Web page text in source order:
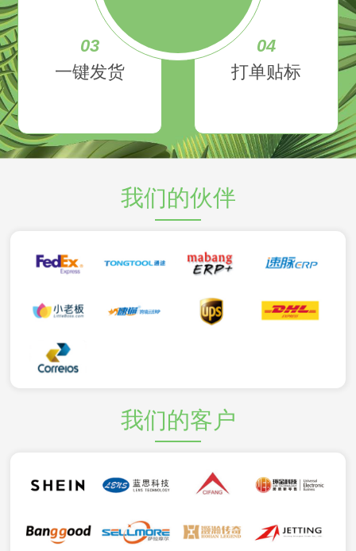
03
一键发货
04
打单贴标
我们的伙伴
我们的客户